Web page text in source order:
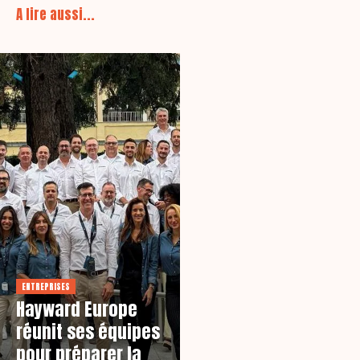
A lire aussi...
ENTREPRISES
Hayward Europe
réunit ses équipes
pour préparer la